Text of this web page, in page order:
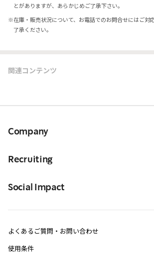
とがありますが、あらかじめご了承下さい。
※在庫・販売状況について、お電話でのお問合せにはご対
了承ください。
関連コンテンツ
Company
Recruiting
Social Impact
よくあるご質問・お問い合わせ
使用条件